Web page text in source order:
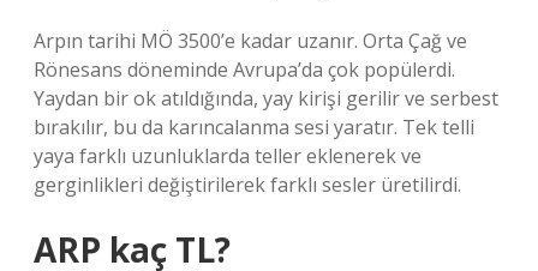
Arpın tarihi MÖ 3500’e kadar uzanır. Orta Çağ ve
Rönesans döneminde Avrupa’da çok popülerdi.
Yaydan bir ok atıldığında, yay kirişi gerilir ve serbest
bırakılır, bu da karıncalanma sesi yaratır. Tek telli
yaya farklı uzunluklarda teller eklenerek ve
gerginlikleri değiştirilerek farklı sesler üretilirdi.
ARP kaç TL?